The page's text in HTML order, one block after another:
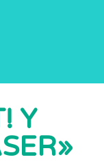
Y